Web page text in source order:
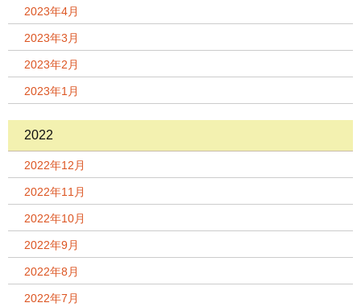
2023年4月
2023年3月
2023年2月
2023年1月
2022
2022年12月
2022年11月
2022年10月
2022年9月
2022年8月
2022年7月